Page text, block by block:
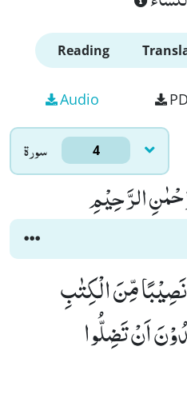
Reading
Audio
سورۃ 4
الرَّحِیْمِ
نَصِیْبًا مِّنَ الْكِتٰبِ
اَنْ تَضِلُّوا